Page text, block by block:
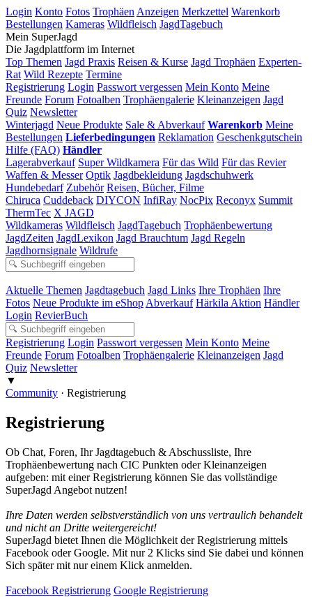
Login Konto Fotos Trophäen Anzeigen Merkzettel Warenkorb
Bestellungen Kameras Wildfleisch JagdTagebuch
Mein SuperJagd
Die Jagdplattform im Internet
Top Themen Jagd Praxis Reisen & Kurse Jagd Trophäen Experten-
Rat Wild Rezepte Termine
Registrierung Login Passwort vergessen Mein Konto Meine
Freunde Forum Fotoalben Trophäengalerie Kleinanzeigen Jagd
Quiz Newsletter
Winterjagd Neue Produkte Sale & Abverkauf Warenkorb Meine
Bestellungen Lieferbedingungen Reklamation Geschenkgutschein
Hilfe (FAQ) Händler
Lagerabverkauf Super Wildkamera Für das Wild Für das Revier
Waffen & Messer Optik Jagdbekleidung Jagdschuhwerk
Hundebedarf Zubehör Reisen, Bücher, Filme
Chiruca Cuddeback DIYCON InfiRay NocPix Reconyx Summit
ThermTec X JAGD
Wildkameras Wildfleisch JagdTagebuch Trophäenbewertung
JagdZeiten JagdLexikon Jagd Brauchtum Jagd Regeln
Jagdhornsignale Wildrufe
Aktuelle Themen Jagdtagebuch Jagd Links Ihre Trophäen Ihre
Fotos Neue Produkte im eShop Abverkauf Härkila Aktion Händler
Login RevierBuch
Registrierung Login Passwort vergessen Mein Konto Meine
Freunde Forum Fotoalben Trophäengalerie Kleinanzeigen Jagd
Quiz Newsletter
▼
Community · Registrierung
Registrierung
Ob Chat, Foren, Ihr Jagdtagebuch & Abschussliste, Ihre
Trophäenbewertung nach CIC Punkten oder Kleinanzeigen
aufgeben: mit einer Registrierung können Sie das vollständige
SuperJagd Angebot nutzen!
Ihre Daten werden selbstverständlich von uns vertraulich behandelt
und nicht an Dritte weitergereicht!
SuperJagd bietet Ihnen die Möglichkeit der Registrierung mittels
Facebook oder Google. Mit nur 2 Klicks sind Sie dabei und können
Sich später mit nur einem Klick anmelden.
Facebook Registrierung Google Registrierung